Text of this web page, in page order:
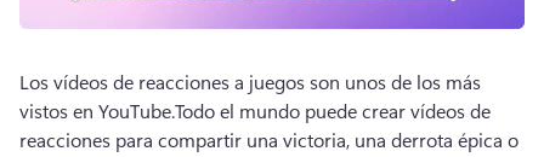
Los vídeos de reacciones a juegos son unos de los más
vistos en YouTube.Todo el mundo puede crear vídeos de
reacciones para compartir una victoria, una derrota épica o